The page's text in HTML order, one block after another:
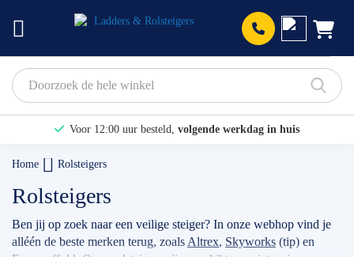
Voor 12:00 uur besteld, volgende werkdag in huis
Home Rolsteigers
Rolsteigers
Ben jij op zoek naar een veilige steiger? In onze webhop vind je
alléén de beste merken terug, zoals Altrex, Skyworks (tip) en